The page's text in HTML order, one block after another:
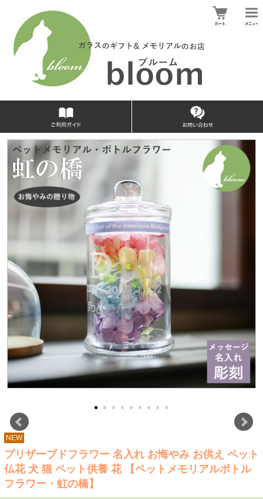
NEW
プリザーブドフラワー 名入れ お悔やみ お供え ペット
仏花 犬 猫 ペット供養 花 【ペットメモリアルボトル
フラワー・虹の橋】